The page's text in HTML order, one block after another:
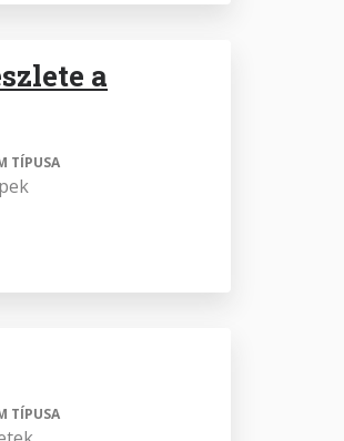
a
TÍPUSA
TÍPUSA